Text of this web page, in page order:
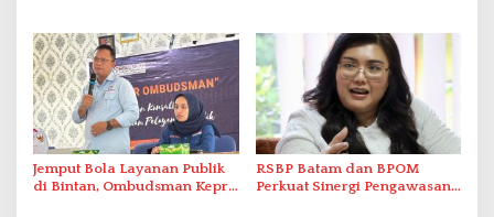
Abdul Jamal
Jemput Bola Layanan Publik
di Bintan, Ombudsman Kepri
RSBP Batam dan BPOM
Perkuat Sinergi Pengawasan